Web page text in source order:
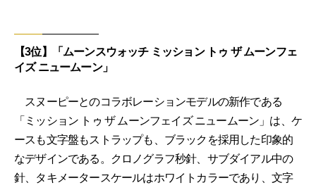
【3位】「ムーンスウォッチ ミッション トゥ ザ ムーンフェ
イズ ニュームーン」
スヌーピーとのコラボレーションモデルの新作である
「ミッション トゥ ザ ムーンフェイズ ニュームーン」は、ケ
ースも文字盤もストラップも、ブラックを採用した印象的
なデザインである。クロノグラフ秒針、サブダイアル中の
針、タキメータースケールはホワイトカラーであり、文字